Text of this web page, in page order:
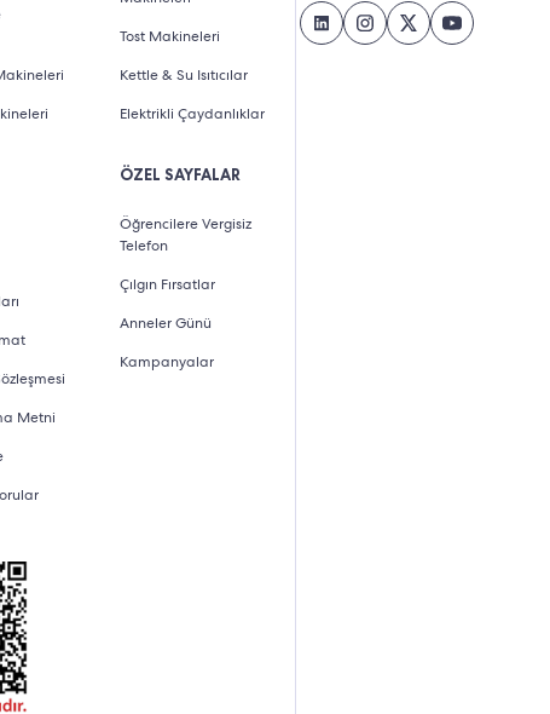
Metni
Tost Makineleri
Kettle & Su Isıtıcılar
Elektrikli Çaydanlıklar
ÖZEL SAYFALAR
Öğrencilere Vergisiz
Telefon
Çılgın Fırsatlar
Anneler Günü
Kampanyalar